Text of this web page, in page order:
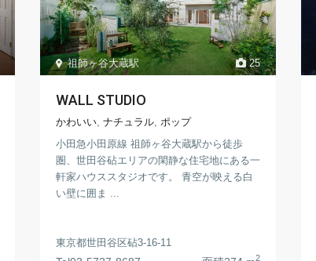
25
祖師ヶ谷大蔵駅
WALL STUDIO
かわいい, ナチュラル, ポップ
小田急小田原線 祖師ヶ谷大蔵駅から徒歩
圏、世田谷砧エリアの閑静な住宅地にある一
軒家ハウススタジオです。 青空が映える白
い壁に囲ま ...
東京都世田谷区砧3-16-11
2